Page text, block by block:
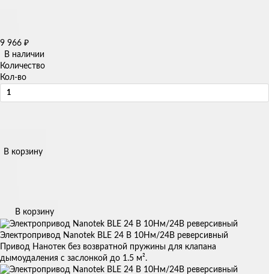
9 966 ₽
В наличии
Количество
Кол-во
В корзину
В корзину
Электропривод Nanotek BLE 24 B 10Нм/24В реверсивный
Привод Нанотек без возвратной пружины для клапана
дымоудаления с заслонкой до 1.5 м².